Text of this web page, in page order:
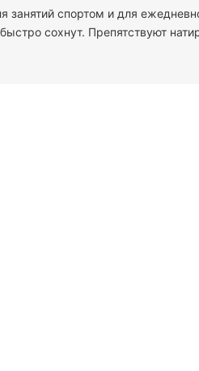
занятий спортом и для
сохнут. Препятствуют